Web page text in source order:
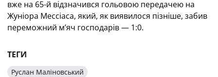
вже на 65-й відзначився гольовою передачею на
Жуніора Мессіаса, який, як виявилося пізніше, забив
переможний м’яч господарів — 1:0.
ТЕГИ
Руслан Маліновський